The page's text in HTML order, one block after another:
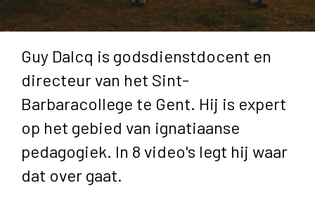
Guy Dalcq is godsdienstdocent en
directeur van het Sint-
Barbaracollege te Gent. Hij is expert
op het gebied van ignatiaanse
pedagogiek. In 8 video's legt hij waar
dat over gaat.